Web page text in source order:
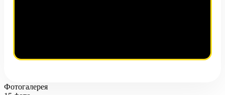
Фотогалерея